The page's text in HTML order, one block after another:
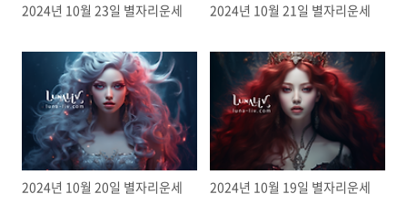
2024년 10월 23일 별자리운세 2024년 10월 21일 별자리운세
2024년 10월 20일 별자리운세 2024년 10월 19일 별자리운세